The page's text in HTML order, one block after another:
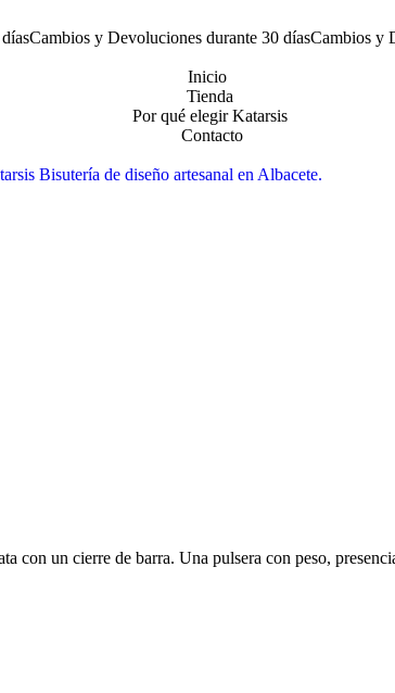
Cambios y Devoluciones durante 30 díasCambios y
Inicio
Tienda
Por qué elegir Katarsis
Contacto
con un cierre de barra. Una pulsera con peso,